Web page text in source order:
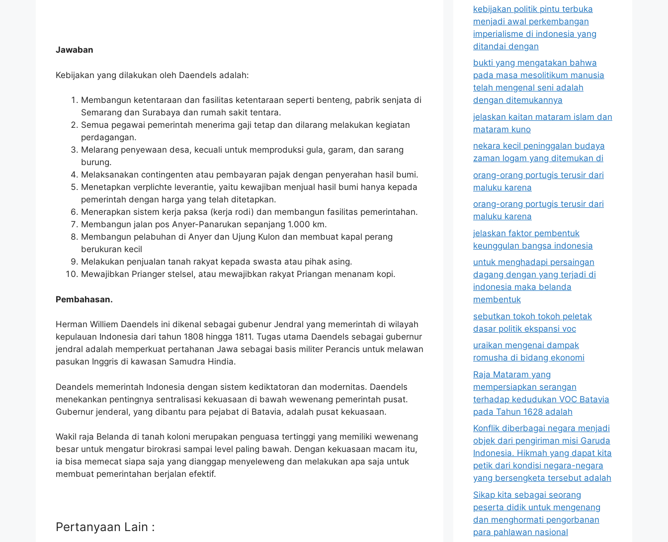
Jawaban
Kebijakan yang dilakukan oleh Daendels adalah:
Membangun ketentaraan dan fasilitas ketentaraan seperti benteng, pabrik senjata di
Semarang dan Surabaya dan rumah sakit tentara.
Semua pegawai pemerintah menerima gaji tetap dan dilarang melakukan kegiatan
perdagangan.
Melarang penyewaan desa, kecuali untuk memproduksi gula, garam, dan sarang
burung.
Melaksanakan contingenten atau pembayaran pajak dengan penyerahan hasil bumi.
Menetapkan verplichte leverantie, yaitu kewajiban menjual hasil bumi hanya kepada
pemerintah dengan harga yang telah ditetapkan.
Menerapkan sistem kerja paksa (kerja rodi) dan membangun fasilitas pemerintahan.
Membangun jalan pos Anyer-Panarukan sepanjang 1.000 km.
Membangun pelabuhan di Anyer dan Ujung Kulon dan membuat kapal perang
berukuran kecil
Melakukan penjualan tanah rakyat kepada swasta atau pihak asing.
Mewajibkan Prianger stelsel, atau mewajibkan rakyat Priangan menanam kopi.
Pembahasan.
Herman Williem Daendels ini dikenal sebagai gubenur Jendral yang memerintah di wilayah
kepulauan Indonesia dari tahun 1808 hingga 1811. Tugas utama Daendels sebagai gubernur
jendral adalah memperkuat pertahanan Jawa sebagai basis militer Perancis untuk melawan
pasukan Inggris di kawasan Samudra Hindia.
Deandels memerintah Indonesia dengan sistem kediktatoran dan modernitas. Daendels
menekankan pentingnya sentralisasi kekuasaan di bawah wewenang pemerintah pusat.
Gubernur jenderal, yang dibantu para pejabat di Batavia, adalah pusat kekuasaan.
Wakil raja Belanda di tanah koloni merupakan penguasa tertinggi yang memiliki wewenang
besar untuk mengatur birokrasi sampai level paling bawah. Dengan kekuasaan macam itu,
ia bisa memecat siapa saja yang dianggap menyeleweng dan melakukan apa saja untuk
membuat pemerintahan berjalan efektif.
Pertanyaan Lain :
kebijakan politik pintu terbuka
menjadi awal perkembangan
imperialisme di indonesia yang
ditandai dengan
bukti yang mengatakan bahwa
pada masa mesolitikum manusia
telah mengenal seni adalah
dengan ditemukannya
jelaskan kaitan mataram islam dan
mataram kuno
nekara kecil peninggalan budaya
zaman logam yang ditemukan di
orang-orang portugis terusir dari
maluku karena
orang-orang portugis terusir dari
maluku karena
jelaskan faktor pembentuk
keunggulan bangsa indonesia
untuk menghadapi persaingan
dagang dengan yang terjadi di
indonesia maka belanda
membentuk
sebutkan tokoh tokoh peletak
dasar politik ekspansi voc
uraikan mengenai dampak
romusha di bidang ekonomi
Raja Mataram yang
mempersiapkan serangan
terhadap kedudukan VOC Batavia
pada Tahun 1628 adalah
Konflik diberbagai negara menjadi
objek dari pengiriman misi Garuda
Indonesia. Hikmah yang dapat kita
petik dari kondisi negara-negara
yang bersengketa tersebut adalah
Sikap kita sebagai seorang
peserta didik untuk mengenang
dan menghormati pengorbanan
para pahlawan nasional